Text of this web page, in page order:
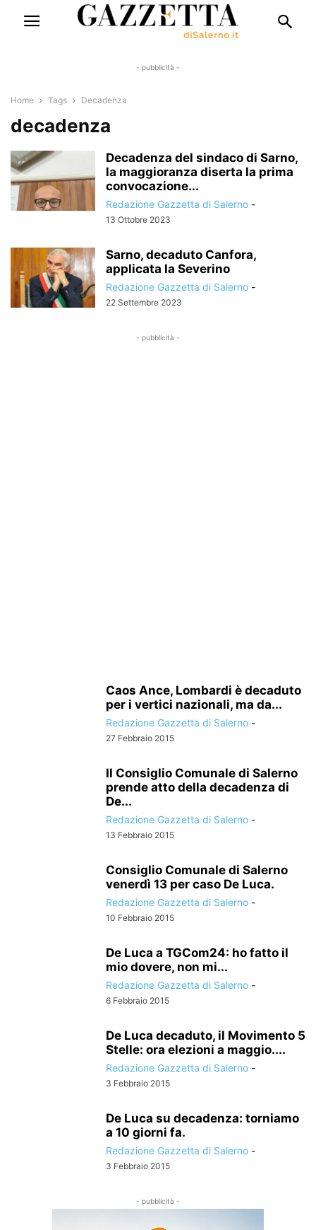
- pubblicità -
Home Tags Decadenza
decadenza
Decadenza del sindaco di Sarno,
la maggioranza diserta la prima
convocazione...
Redazione Gazzetta di Salerno -
13 Ottobre 2023
Sarno, decaduto Canfora,
applicata la Severino
Redazione Gazzetta di Salerno -
22 Settembre 2023
- pubblicità -
Caos Ance, Lombardi è decaduto
per i vertici nazionali, ma da...
Redazione Gazzetta di Salerno -
27 Febbraio 2015
Il Consiglio Comunale di Salerno
prende atto della decadenza di
De...
Redazione Gazzetta di Salerno -
13 Febbraio 2015
Consiglio Comunale di Salerno
venerdì 13 per caso De Luca.
Redazione Gazzetta di Salerno -
10 Febbraio 2015
De Luca a TGCom24: ho fatto il
mio dovere, non mi...
Redazione Gazzetta di Salerno -
6 Febbraio 2015
De Luca decaduto, il Movimento 5
Stelle: ora elezioni a maggio....
Redazione Gazzetta di Salerno -
3 Febbraio 2015
De Luca su decadenza: torniamo
a 10 giorni fa.
Redazione Gazzetta di Salerno -
3 Febbraio 2015
- pubblicità -